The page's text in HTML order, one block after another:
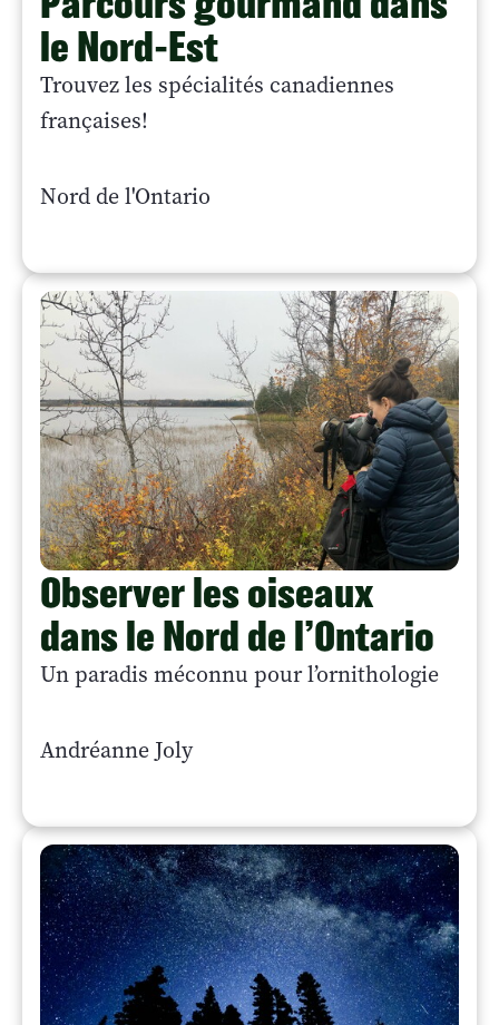
le Nord-Est
Trouvez les spécialités canadiennes
françaises!
Nord de l'Ontario
Observer les oiseaux
dans le Nord de l’Ontario
Un paradis méconnu pour l’ornithologie
Andréanne Joly